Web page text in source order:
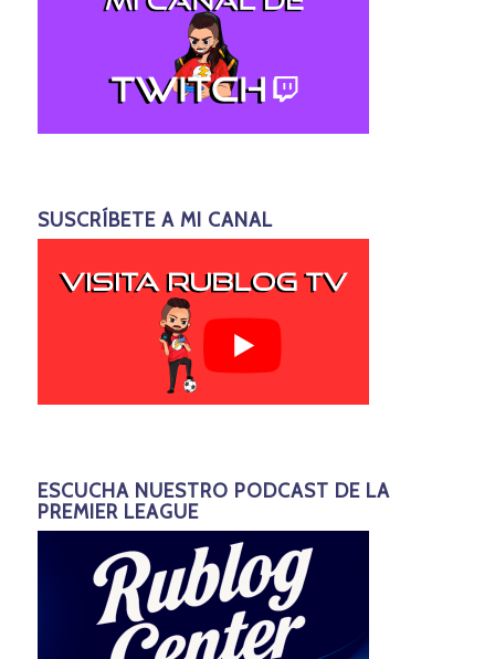
SUSCRÍBETE A MI CANAL
ESCUCHA NUESTRO PODCAST DE LA
PREMIER LEAGUE